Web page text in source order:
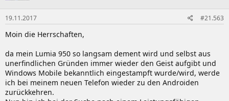
19.11.2017 #21.563
Moin die Herrschaften,
da mein Lumia 950 so langsam dement wird und selbst aus
unerfindlichen Gründen immer wieder den Geist aufgibt und
Windows Mobile bekanntlich eingestampft wurde/wird, werde
ich bei meinem neuen Telefon wieder zu den Androiden
zurückkehren.